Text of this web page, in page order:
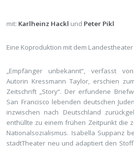
mit: Karlheinz Hackl und Peter Pikl
Eine Koproduktion mit dem
„Empfänger unbekannt“, verfasst
Autorin Kressmann Taylor, erschien
Zeitschrift „Story“. Der erfundene
San Francisco lebenden deutschen
inzwischen nach Deutschland
enthüllte zu einem frühen Zeitpunkt die
Nationalsozialismus. Isabella Suppanz
stadtTheater neu und adaptiert den